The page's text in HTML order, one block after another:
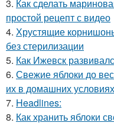
3. Как сделать
простой рецепт с видео
4. Хрустящие
без стерилизации
5. Как Ижевск
6. Свежие яблоки до
их в домашних условиях
7. Headlines:
8. Как хранить яблоки